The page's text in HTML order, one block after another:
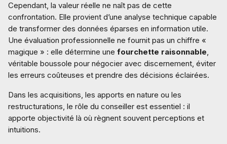
Cependant, la valeur réelle ne naît pas de cette
confrontation. Elle provient d’une analyse technique capable
de transformer des données éparses en information utile.
Une évaluation professionnelle ne fournit pas un chiffre «
magique » : elle détermine une fourchette raisonnable,
véritable boussole pour négocier avec discernement, éviter
les erreurs coûteuses et prendre des décisions éclairées.
Dans les acquisitions, les apports en nature ou les
restructurations, le rôle du conseiller est essentiel : il
apporte objectivité là où règnent souvent perceptions et
intuitions.